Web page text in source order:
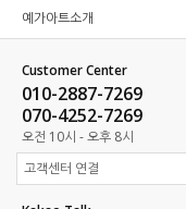
예가아트소개
Customer Center
010-2887-7269
070-4252-7269
오전 10시 - 오후 8시
고객센터 연결